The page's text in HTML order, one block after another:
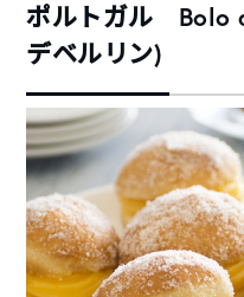
ポルトガル Bolo
デベルリン)